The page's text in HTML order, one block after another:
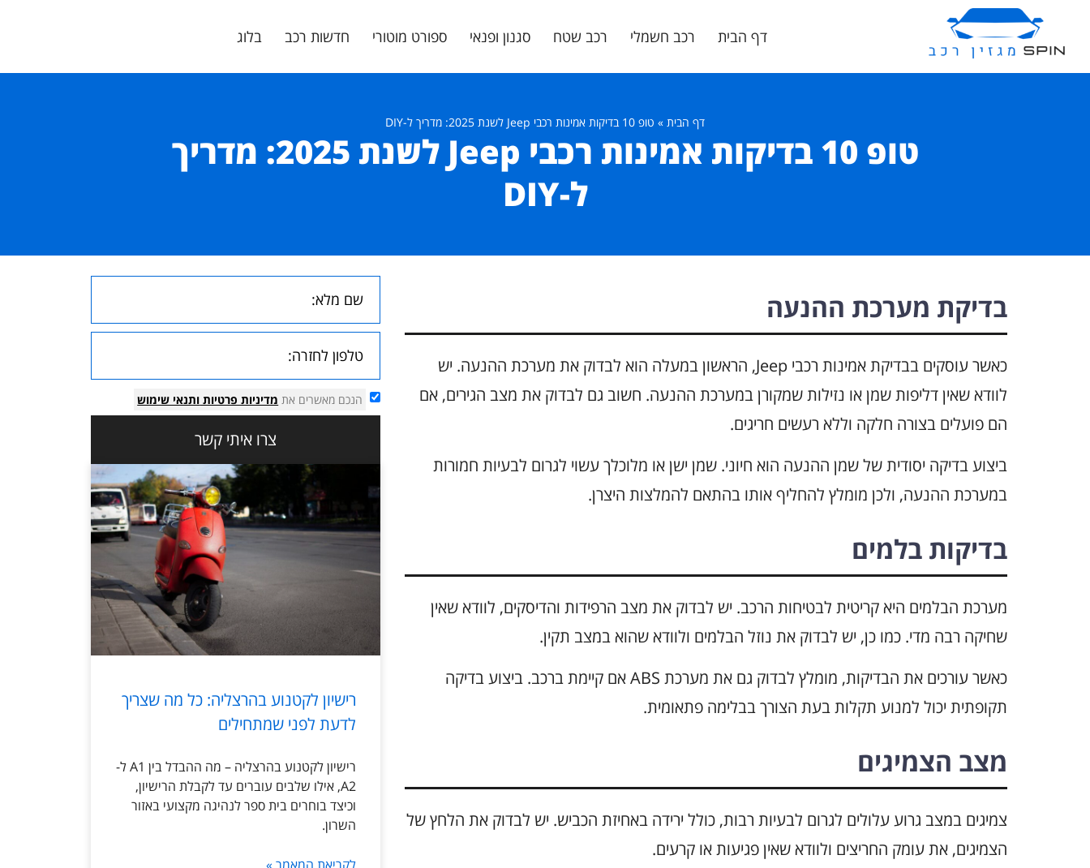
דף הבית רכב חשמלי רכב שטח סגנון ופנאי ספורט מוטורי חדשות רכב בלוג
דף הבית » טופ 10 בדיקות אמינות רכבי Jeep לשנת 2025: מדריך ל-DIY
טופ 10 בדיקות אמינות רכבי Jeep לשנת 2025: מדריך
ל-DIY
בדיקת מערכת ההנעה
כאשר עוסקים בבדיקת אמינות רכבי Jeep, הראשון במעלה הוא לבדוק את מערכת ההנעה. יש
לוודא שאין דליפות שמן או נזילות שמקורן במערכת ההנעה. חשוב גם לבדוק את מצב הגירים, אם
הם פועלים בצורה חלקה וללא רעשים חריגים.
ביצוע בדיקה יסודית של שמן ההנעה הוא חיוני. שמן ישן או מלוכלך עשוי לגרום לבעיות חמורות
במערכת ההנעה, ולכן מומלץ להחליף אותו בהתאם להמלצות היצרן.
בדיקות בלמים
מערכת הבלמים היא קריטית לבטיחות הרכב. יש לבדוק את מצב הרפידות והדיסקים, לוודא שאין
שחיקה רבה מדי. כמו כן, יש לבדוק את נוזל הבלמים ולוודא שהוא במצב תקין.
כאשר עורכים את הבדיקות, מומלץ לבדוק גם את מערכת ABS אם קיימת ברכב. ביצוע בדיקה
תקופתית יכול למנוע תקלות בעת הצורך בבלימה פתאומית.
מצב הצמיגים
צמיגים במצב גרוע עלולים לגרום לבעיות רבות, כולל ירידה באחיזת הכביש. יש לבדוק את הלחץ של
הצמיגים, את עומק החריצים ולוודא שאין פגיעות או קרעים.
הנכם מאשרים את מדיניות פרטיות ותנאי שימוש
צרו איתי קשר
רישיון לקטנוע בהרצליה: כל מה שצריך
לדעת לפני שמתחילים
רישיון לקטנוע בהרצליה – מה ההבדל בין A1 ל-
A2, אילו שלבים עוברים עד לקבלת הרישיון,
וכיצד בוחרים בית ספר לנהיגה מקצועי באזור
השרון.